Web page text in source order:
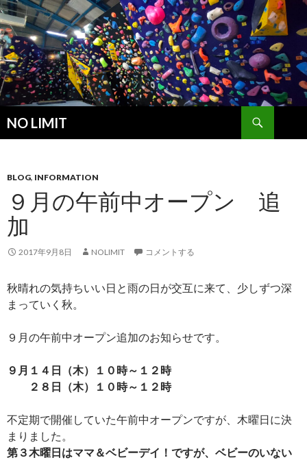
NO LIMIT
索
ン
ツ
へ
ス
キ
ッ
BLOG, INFORMATION
９月の午前中オープン 追
加
2017年9月8日 NOLIMIT コメントする
秋晴れの気持ちいい日と雨の日が交互に来て、少しずつ深
まっていく秋。
９月の午前中オープン追加のお知らせです。
９月１４日（木）１０時～１２時
２８日（木）１０時～１２時
不定期で開催していた午前中オープンですが、木曜日に決
まりました。
第３木曜日はママ＆ベビーデイ！ですが、ベビーのいない